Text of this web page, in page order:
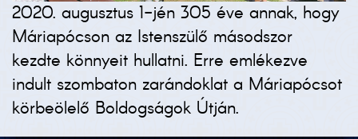
2020. augusztus 1-jén 305 éve annak, hogy
Máriapócson az Istenszülő másodszor
kezdte könnyeit hullatni. Erre emlékezve
indult szombaton zarándoklat a Máriapócsot
körbeölelő Boldogságok Útján.